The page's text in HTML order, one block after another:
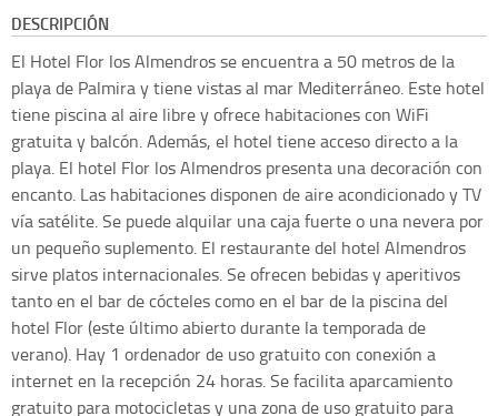
DESCRIPCIÓN
El Hotel Flor los Almendros se encuentra a 50 metros de la
playa de Palmira y tiene vistas al mar Mediterráneo. Este hotel
tiene piscina al aire libre y ofrece habitaciones con WiFi
gratuita y balcón. Además, el hotel tiene acceso directo a la
playa. El hotel Flor los Almendros presenta una decoración con
encanto. Las habitaciones disponen de aire acondicionado y TV
vía satélite. Se puede alquilar una caja fuerte o una nevera por
un pequeño suplemento. El restaurante del hotel Almendros
sirve platos internacionales. Se ofrecen bebidas y aperitivos
tanto en el bar de cócteles como en el bar de la piscina del
hotel Flor (este último abierto durante la temporada de
verano). Hay 1 ordenador de uso gratuito con conexión a
internet en la recepción 24 horas. Se facilita aparcamiento
gratuito para motocicletas y una zona de uso gratuito para